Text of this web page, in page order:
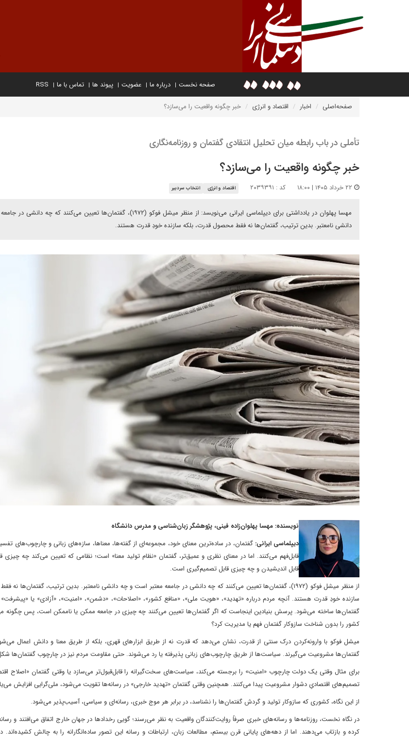
صفحه نخست درباره ما عضویت پیوند ها تماس با ما RSS
صفحه‌اصلی اخبار اقتصاد و انرژی خبر چگونه واقعیت را می‌سازد؟
تأملی در باب رابطه میان تحلیل انتقادی گفتمان و روزنامه‌نگاری
خبر چگونه واقعیت را می‌سازد؟
کد : ۲۰۳۹۳۹۱ اقتصاد و انرژی انتخاب سردبیر
مهسا پهلوان در یادداشتی برای دیپلماسی ایرانی می‌نویسد: از منظر میشل فوکو (۱۹۷۲)، گفتمان‌ها تعیین
دانشی نامعتبر. بدین ترتیب، گفتمان‌ها نه فقط محصول قدرت، بلکه سازنده‌ خودِ قدرت هستند.
نویسنده: مهسا پهلوان‌زاده فینی، پژوهشگر زبان‌شناسی و مدرس دانشگاه
دیپلماسی ایرانی: گفتمان، در ساده‌ترین معنای خود، مجموعه‌ای از گفته‌ها، معناها، سازه‌های زبانی و چارچوب‌های
قابل‌فهم می‌کنند. اما در معنای نظری و عمیق‌تر، گفتمان «نظام تولید معنا» است؛ نظامی که تعیین می‌کند چه
قابل اندیشیدن و چه چیزی قابل تصمیم‌گیری است.
از منظر میشل فوکو (۱۹۷۲)، گفتمان‌ها تعیین می‌کنند که چه دانشی در جامعه معتبر است و چه دانشی نامعتبر. بدین ترتیب، گفتمان‌ها
سازنده‌ خودِ قدرت هستند. آنچه مردم درباره «تهدید»، «هویت ملی»، «منافع کشور»، «اصلاحات»، «دشمن»، «امنیت»، «آزادی» یا «پیشرفت»
گفتمان‌ها ساخته می‌شود. پرسش بنیادین اینجاست که اگر گفتمان‌ها تعیین می‌کنند چه چیزی در جامعه ممکن یا ناممکن است، پس
کشور را بدون شناخت سازوکار گفتمان فهم یا مدیریت کرد؟
میشل فوکو با وارونه‌کردن درک سنتی از قدرت، نشان می‌دهد که قدرت نه از طریق ابزارهای قهری، بلکه از طریق معنا و دانش اعمال
گفتمان‌ها مشروعیت می‌گیرند. سیاست‌ها از طریق چارچوب‌های زبانی پذیرفته یا رد می‌شوند. حتی مقاومت مردم نیز در چارچوب گفتمان‌ها
برای مثال وقتی یک دولت چارچوب «امنیت» را برجسته می‌کند، سیاست‌های سخت‌گیرانه را قابل‌قبول‌تر می‌سازد یا وقتی گفتمان «اصلاح
تصمیم‌های اقتصادیِ دشوار مشروعیت پیدا می‌کنند. همچنین وقتی گفتمان «تهدید خارجی» در رسانه‌ها تقویت می‌شود، ملی‌گرایی افزایش
از این نگاه، کشوری که سازوکار تولید و گردش گفتمان‌ها را نشناسد، در برابر هر موج خبری، رسانه‌ای و سیاسی، آسیب‌پذیر می‌شود.
در نگاه نخست، روزنامه‌ها و رسانه‌های خبری صرفاً روایت‌کنندگان واقعیت به نظر می‌رسند؛ گویی رخدادها در جهان خارج اتفاق می‌افتند و
کرده و بازتاب می‌دهند. اما از دهه‌های پایانی قرن بیستم، مطالعات زبان، ارتباطات و رسانه این تصور ساده‌انگارانه را به چالش کشیده‌اند.